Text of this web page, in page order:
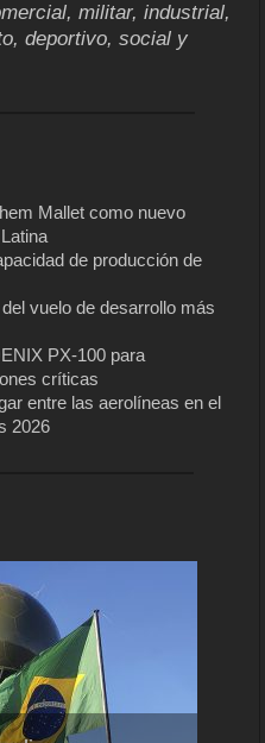
militar, industrial,
deportivo, social y
Mallet como nuevo
de producción de
vuelo de desarrollo más
PX-100 para
críticas
entre las aerolíneas en el
2026